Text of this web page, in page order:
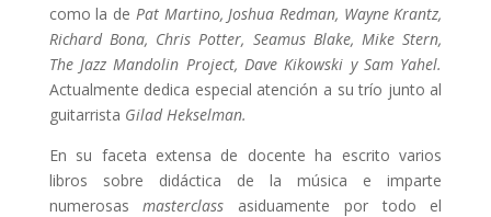
como la de Pat Martino, Joshua Redman, Wayne Krantz,
Richard Bona, Chris Potter, Seamus Blake, Mike Stern,
The Jazz Mandolin Project, Dave Kikowski y Sam Yahel.
Actualmente dedica especial atención a su trío junto al
guitarrista Gilad Hekselman.
En su faceta extensa de docente ha escrito varios
libros sobre didáctica de la música e imparte
numerosasmasterclass asiduamente por todo el